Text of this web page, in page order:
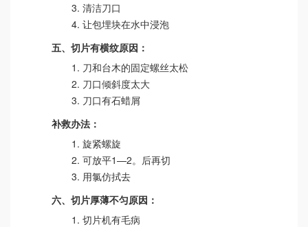
清洁刀口
让包埋块在水中浸泡
五、切片有横纹原因：
刀和台木的固定螺丝太松
刀口倾斜度太大
刀口有石蜡屑
补救办法：
旋紧螺旋
可放平1—2。后再切
用氯仿拭去
六、切片厚薄不匀原因：
切片机有毛病